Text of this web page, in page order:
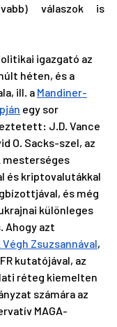
válaszok is
igazgató az
héten, és a
ill. a Mandiner-
egy sor
J.D. Vance
O. Sacks-szel, az
mesterséges
és kriptovalutákkal
és még
különleges
Ahogy azt
Zsuzsannával,
kutatójával, az
réteg kiemelten
számára az
MAGA-